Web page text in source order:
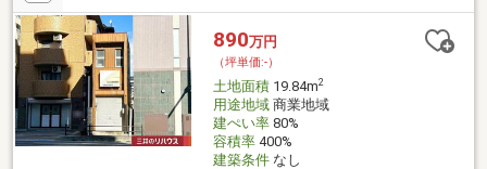
890万円
（坪単価:-）
土地面積19.84m2
用途地域商業地域
建ぺい率80%
容積率400%
建築条件なし